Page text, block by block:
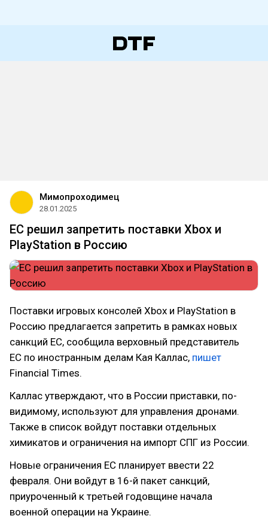
Мимопроходимец
28.01.2025
ЕС решил запретить поставки Xbox и
PlayStation в Россию
Поставки игровых консолей Xbox и PlayStation в
Россию предлагается запретить в рамках новых
санкций ЕС, сообщила верховный представитель
ЕС по иностранным делам Кая Каллас, пишет
Financial Times.
Каллас утверждают, что в России приставки, по-
видимому, используют для управления дронами.
Также в список войдут поставки отдельных
химикатов и ограничения на импорт СПГ из России.
Новые ограничения ЕС планирует ввести 22
февраля. Они войдут в 16-й пакет санкций,
приуроченный к третьей годовщине начала
военной операции на Украине.